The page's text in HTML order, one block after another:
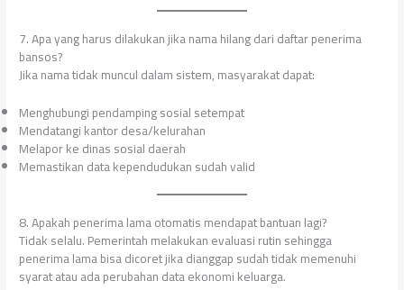
7. Apa yang harus dilakukan jika nama hilang dari daftar penerima
bansos?
Jika nama tidak muncul dalam sistem, masyarakat dapat:
Menghubungi pendamping sosial setempat
Mendatangi kantor desa/kelurahan
Melapor ke dinas sosial daerah
Memastikan data kependudukan sudah valid
8. Apakah penerima lama otomatis mendapat bantuan lagi?
Tidak selalu. Pemerintah melakukan evaluasi rutin sehingga
penerima lama bisa dicoret jika dianggap sudah tidak memenuhi
syarat atau ada perubahan data ekonomi keluarga.